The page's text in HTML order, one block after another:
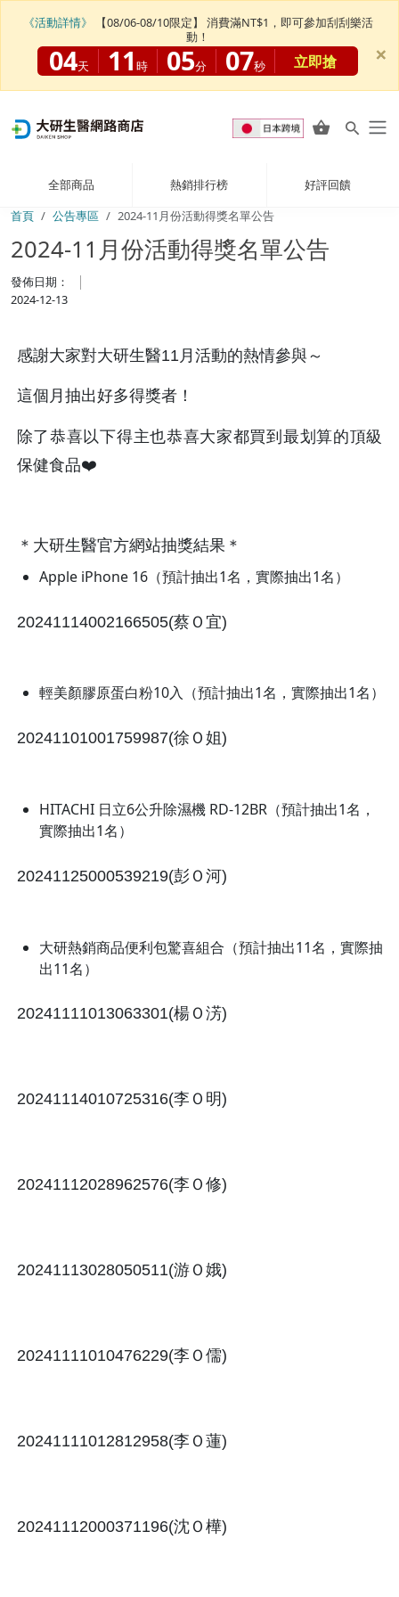
全部商品 熱銷排行榜
好評回饋
首頁
公告專區 2024-11月份活動得獎名單公告
2024-11月份活動得獎名單公告
發佈日期：
2024-12-13
感謝大家對大研生醫11月活動的熱情參與～
這個月抽出好多得獎者！
除了恭喜以下得主也恭喜大家都買到最划算的頂級
保健食品❤️
＊大研生醫官方網站抽獎結果＊
Apple iPhone 16（預計抽出1名，實際抽出1名）
20241114002166505(蔡Ｏ宜)
輕美顏膠原蛋白粉10入（預計抽出1名，實際抽出1名）
20241101001759987(徐Ｏ姐)
HITACHI 日立6公升除濕機 RD-12BR（預計抽出1名，
實際抽出1名）
20241125000539219(彭Ｏ河)
大研熱銷商品便利包驚喜組合（預計抽出11名，實際抽
出11名）
《活動詳情》
【08/06-08/10限定】 消費滿NT$1，即可參加刮刮樂活
動！
04天 11 時 05分 07秒 立即搶 ×